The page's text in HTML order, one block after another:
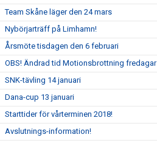
Team Skåne läger den 24 mars
Nybörjarträff på Limhamn!
Årsmöte tisdagen den 6 februari
OBS! Ändrad tid Motionsbrottning fredagar
SNK-tävling 14 januari
Dana-cup 13 januari
Starttider för vårterminen 2018!
Avslutnings-information!